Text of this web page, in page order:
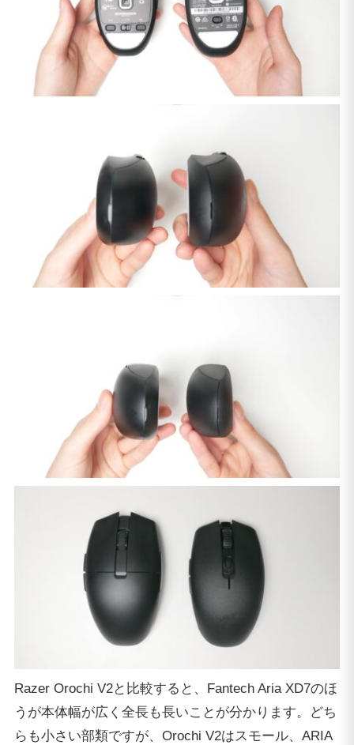
Razer Orochi V2と比較すると、Fantech Aria XD7のほ
うが本体幅が広く全長も長いことが分かります。どち
らも小さい部類ですが、Orochi V2はスモール、ARIA